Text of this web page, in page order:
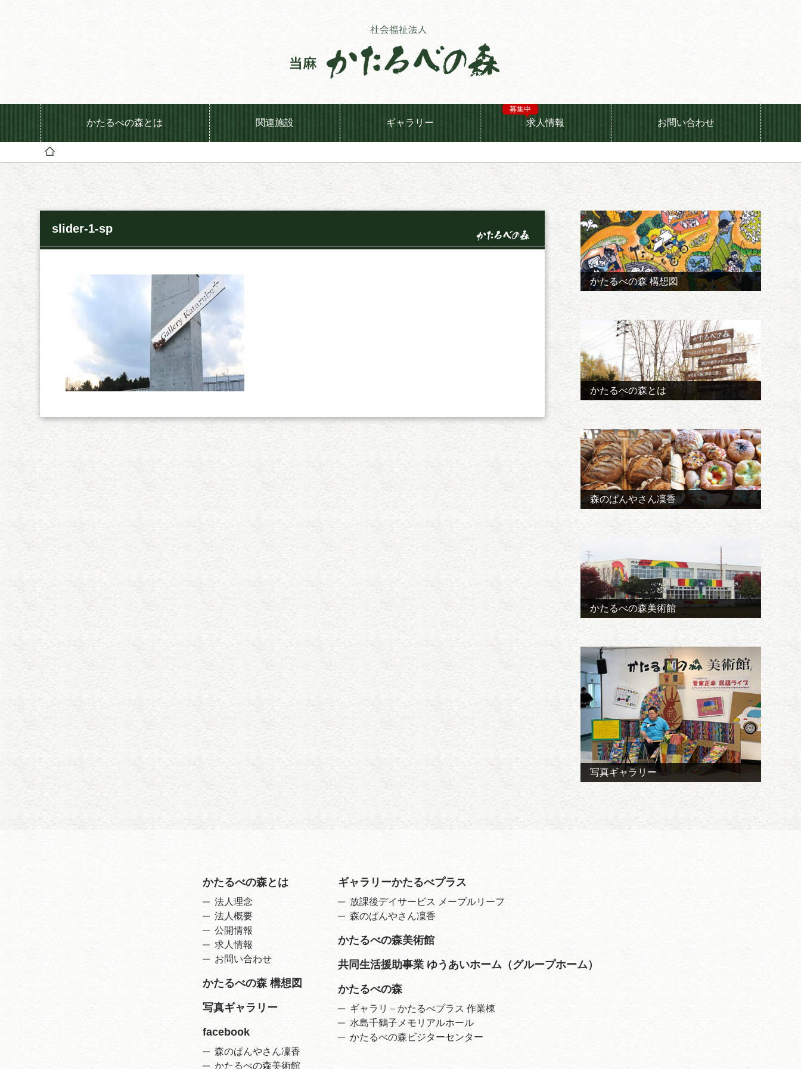
かたるべの森とは 関連施設 ギャラリー 求人情報
募集中
お問い合わせ
slider-1-sp
かたるべの森 構想図
かたるべの森とは
森のぱんやさん凜香
かたるべの森美術館
写真ギャラリー
かたるべの森とは
法人理念
法人概要
公開情報
求人情報
お問い合わせ
かたるべの森 構想図
写真ギャラリー
facebook
森のぱんやさん凜香
かたるべの森美術館
ギャラリーかたるべプラス
放課後デイサービス メープルリーフ
森のぱんやさん凜香
かたるべの森美術館
共同生活援助事業 ゆうあいホーム（グループホーム）
かたるべの森
ギャラリ－かたるべプラス 作業棟
水島千鶴子メモリアルホール
かたるべの森ビジターセンター